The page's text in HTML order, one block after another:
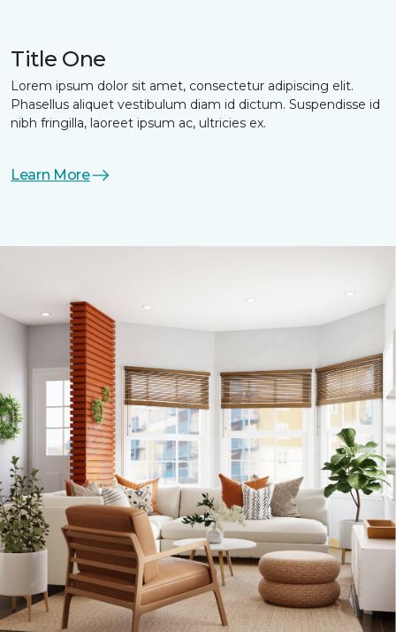
Title One
Lorem ipsum dolor sit amet, consectetur adipiscing elit.
Phasellus aliquet vestibulum diam id dictum. Suspendisse id
nibh fringilla, laoreet ipsum ac, ultricies ex.
Learn More